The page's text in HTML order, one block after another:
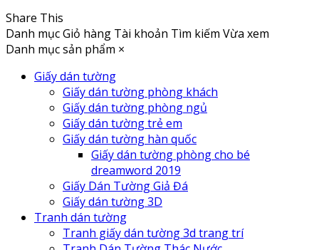
Share This
Danh mụcGiỏ hàng Tài khoản Tìm kiếm Vừa xem
Danh mục sản phẩm ×
Giấy dán tường
Giấy dán tường phòng khách
Giấy dán tường phòng ngủ
Giấy dán tường trẻ em
Giấy dán tường hàn quốc
Giấy dán tường phòng cho bé
dreamword 2019
Giấy Dán Tường Giả Đá
Giấy dán tường 3D
Tranh dán tường
Tranh giấy dán tường 3d trang trí